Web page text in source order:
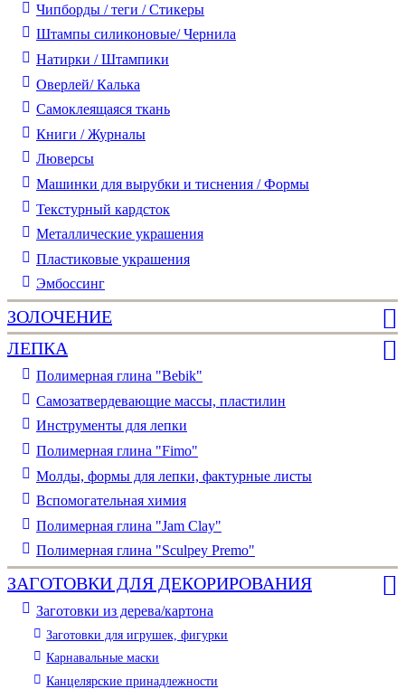
Чипборды / теги / Стикеры
Штампы силиконовые/ Чернила
Натирки / Штампики
Оверлей/ Калька
Самоклеящаяся ткань
Книги / Журналы
Люверсы
Машинки для вырубки и тиснения / Формы
Текстурный кардсток
Металлические украшения
Пластиковые украшения
Эмбоссинг
ЗОЛОЧЕНИЕ
ЛЕПКА
Полимерная глина "Bebik"
Самозатвердевающие массы, пластилин
Инструменты для лепки
Полимерная глина "Fimo"
Молды, формы для лепки, фактурные листы
Вспомогательная химия
Полимерная глина "Jam Clay"
Полимерная глина "Sculpey Premo"
ЗАГОТОВКИ ДЛЯ ДЕКОРИРОВАНИЯ
Заготовки из дерева/картона
Заготовки для игрушек, фигурки
Карнавальные маски
Канцелярские принадлежности